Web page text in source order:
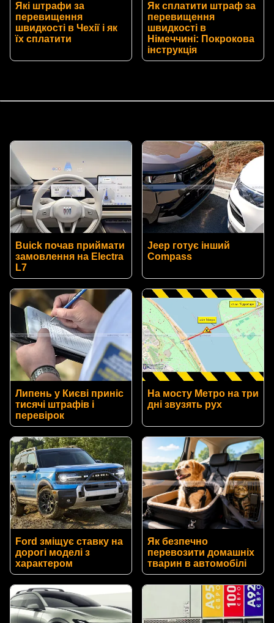
Які штрафи за
перевищення
швидкості в Чехії і як
їх сплатити
Як сплатити штраф за
перевищення
швидкості в
Німеччині: Покрокова
інструкція
Buick почав приймати
замовлення на Electra
L7
Jeep готує інший
Compass
Липень у Києві приніс
тисячі штрафів і
перевірок
На мосту Метро на три
дні звузять рух
Ford зміщує ставку на
дорогі моделі з
характером
Як безпечно
перевозити домашніх
тварин в автомобілі